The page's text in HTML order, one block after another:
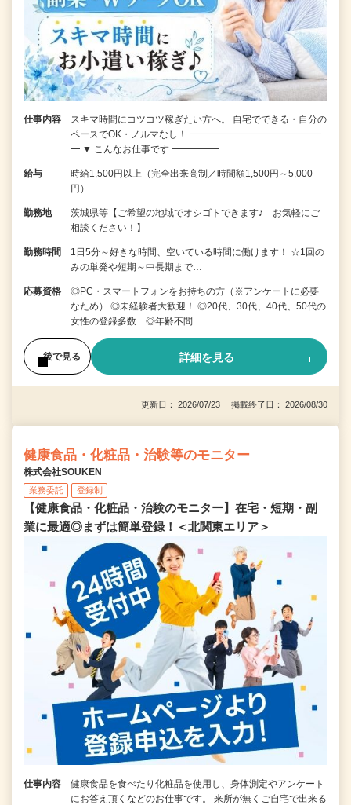
仕事内容
スキマ時間にコツコツ稼ぎたい方へ。 自宅でできる・自分の
ペースでOK・ノルマなし！ ━━━━━━━━━━━━━━
━ ▼ こんなお仕事です ━━━━━…
給与
時給1,500円以上（完全出来高制／時間額1,500円～5,000
円）
勤務地
茨城県等【ご希望の地域でオシゴトできます♪ お気軽にご
相談ください！】
勤務時間
1日5分～好きな時間、空いている時間に働けます！ ☆1回の
みの単発や短期～中長期まで…
応募資格
◎PC・スマートフォンをお持ちの方（※アンケートに必要
なため） ◎未経験者大歓迎！ ◎20代、30代、40代、50代の
女性の登録多数 ◎年齢不問
後で見る 詳細を見る
更新日： 2026/07/23 掲載終了日： 2026/08/30
健康食品・化粧品・治験等のモニター
株式会社SOUKEN
業務委託 登録制
【健康食品・化粧品・治験のモニター】在宅・短期・副
業に最適◎まずは簡単登録！＜北関東エリア＞
仕事内容
健康食品を食べたり化粧品を使用し、身体測定やアンケート
にお答え頂くなどのお仕事です。 来所が無くご自宅で出来る